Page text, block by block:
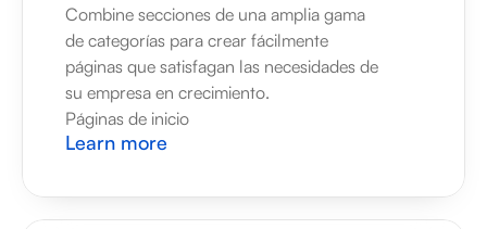
Combine secciones de una amplia gama
de categorías para crear fácilmente
páginas que satisfagan las necesidades de
su empresa en crecimiento.
Páginas de inicio
Learn more